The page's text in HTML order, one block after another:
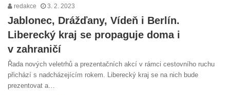
redakce 3. 2. 2023
Jablonec, Drážďany, Vídeň i Berlín.
Liberecký kraj se propaguje doma i
v zahraničí
Řada nových veletrhů a prezentačních akcí v rámci cestovního ruchu
přichází s nadcházejícím rokem. Liberecký kraj se na nich bude
prezentovat a…